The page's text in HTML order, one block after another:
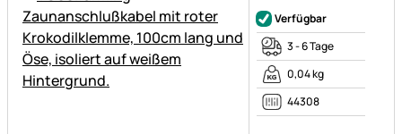
Verfügbar
3 - 6 Tage
0,04 kg
44308